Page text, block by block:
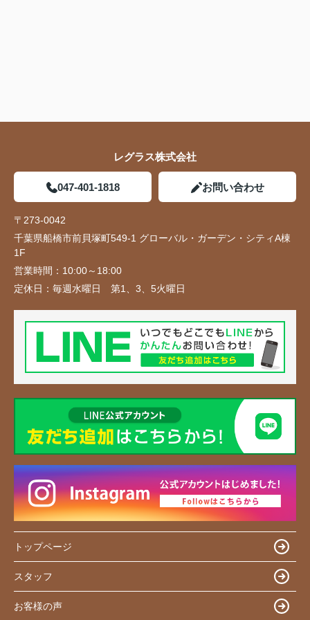
レグラス株式会社
047-401-1818 お問い合わせ
〒273-0042
千葉県船橋市前貝塚町549-1 グローバル・ガーデン・シティA棟
1F
営業時間： 10:00～18:00
定休日： 毎週水曜日 第1、3、5火曜日
トップページ
スタッフ
お客様の声